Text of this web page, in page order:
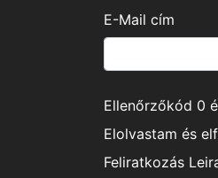
E-Mail cím
Ellenőrzőkód 0
Elolvastam és
Feliratkozás